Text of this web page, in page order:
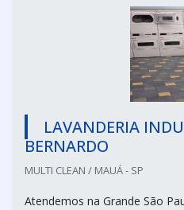
LAVANDERIA
BERNARDO
MULTI CLEAN / MAUÁ - SP
Atendemos na Grande São